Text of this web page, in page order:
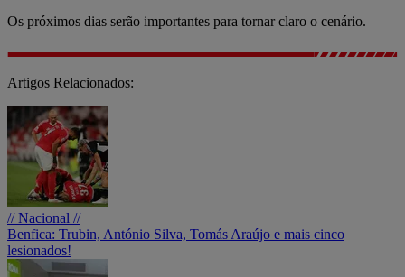
Os próximos dias serão importantes para tornar claro o cenário.
Artigos Relacionados:
// Nacional //
Benfica: Trubin, António Silva, Tomás Araújo e mais cinco
lesionados!